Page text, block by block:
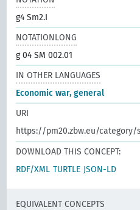
g4 Sm2.I
NOTATIONLONG
g 04 SM 002.01
IN OTHER LANGUAGES
Economic war, general
URI
https://pm20.zbw.eu/category/
DOWNLOAD THIS CONCEPT:
RDF/XML TURTLE JSON-LD
EQUIVALENT CONCEPTS